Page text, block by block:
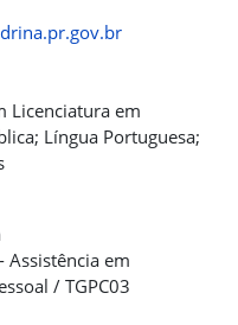
Licenciatura em
Língua Portuguesa;
Assistência em
/ TGPC03